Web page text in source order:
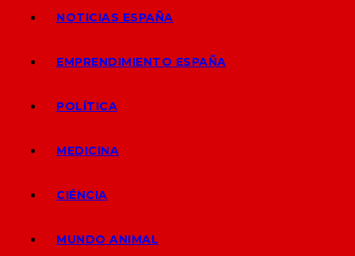
NOTICIAS ESPAÑA
EMPRENDIMIENTO ESPAÑA
POLÍTICA
MEDICINA
CIÉNCIA
MUNDO ANIMAL